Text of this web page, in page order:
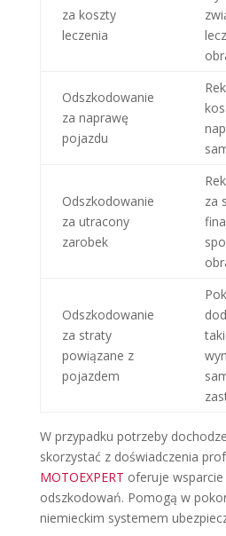
za koszty
leczenia
Odszkodowanie
za naprawę
pojazdu
Odszkodowanie
za utracony
zarobek
za
Odszkodowanie
za straty
powiązane z
pojazdem
W przypadku potrzeby
skorzystać z doświadczenia
MOTOEXPERT oferuje
odszkodowań. Pomogą w
niemieckim systemem